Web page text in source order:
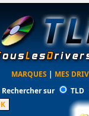
MARQUES | MES
Rechercher sur
TLD